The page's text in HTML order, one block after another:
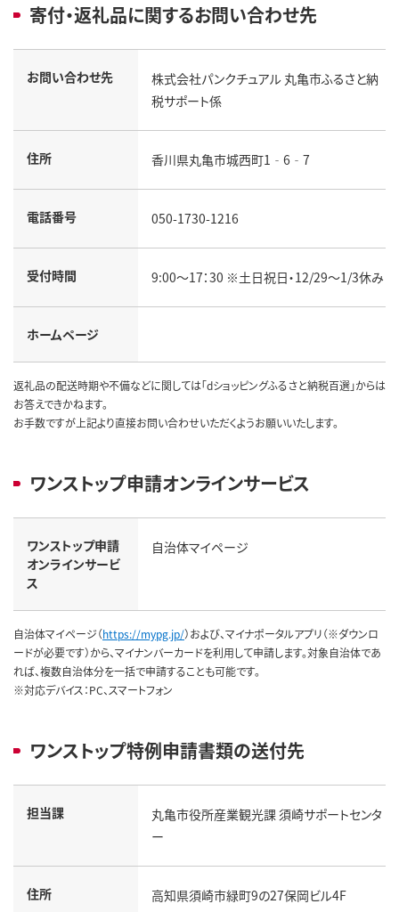
寄付・返礼品に関するお問い合わせ先
お問い合わせ先
株式会社パンクチュアル 丸亀市ふるさと納
税サポート係
住所 香川県丸亀市城西町1‐6‐7
電話番号 050-1730-1216
受付時間 9:00～17：30 ※土日祝日・12/29～1/3休み
ホームページ
返礼品の配送時期や不備などに関しては「dショッピングふるさと納税百選」からは
お答えできかねます。
お手数ですが上記より直接お問い合わせいただくようお願いいたします。
ワンストップ申請オンラインサービス
ワンストップ申請
オンラインサービ
ス
自治体マイページ
自治体マイページ（https://mypg.jp/）および、マイナポータルアプリ（※ダウンロ
ードが必要です）から、マイナンバーカードを利用して申請します。対象自治体であ
れば、複数自治体分を一括で申請することも可能です。
※対応デバイス：PC、スマートフォン
ワンストップ特例申請書類の送付先
担当課
丸亀市役所産業観光課 須崎サポートセンタ
ー
住所 高知県須崎市緑町9の27保岡ビル4F